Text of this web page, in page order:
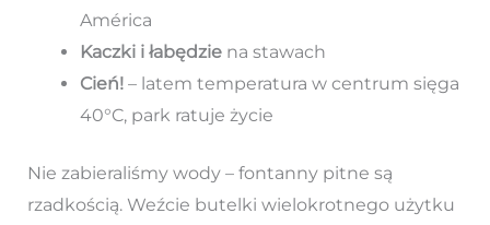
América
Kaczki i łabędziena stawach
Cień!– latem temperatura w centrum sięga
40°C, park ratuje życie
Nie zabieraliśmy wody – fontanny pitne są
rzadkością. Weźcie butelki wielokrotnego użytku